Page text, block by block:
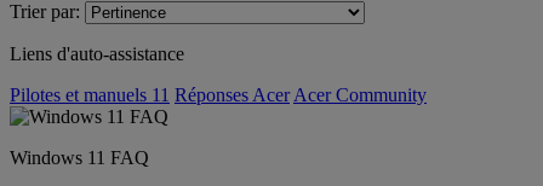
Trier par:
Liens d'auto-assistance
Pilotes et manuels 11 Réponses Acer Acer Community
Windows 11 FAQ